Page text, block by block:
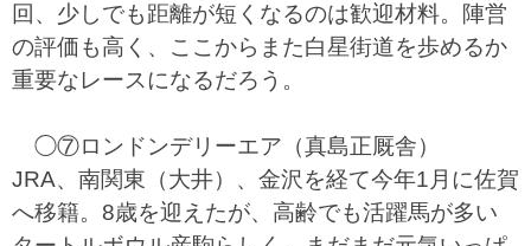
回、少しでも距離が短くなるのは歓迎材料。陣営
の評価も高く、ここからまた白星街道を歩めるか
重要なレースになるだろう。
◯⑦ロンドンデリーエア（真島正厩舎）
JRA、南関東（大井）、金沢を経て今年1月に佐賀
へ移籍。8歳を迎えたが、高齢でも活躍馬が多い